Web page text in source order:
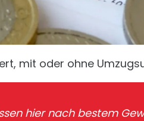
mit oder ohne
hier nach bestem